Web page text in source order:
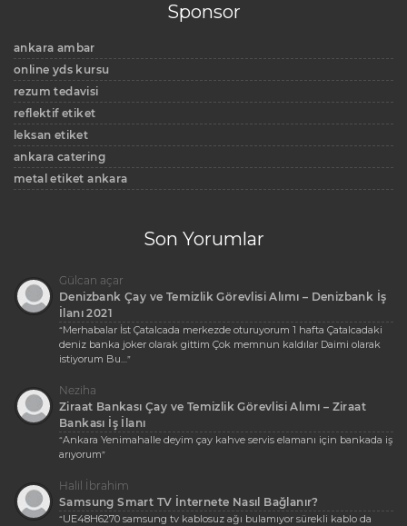
Sponsor
ankara ambar
online yds kursu
rezum tedavisi
reflektif etiket
leksan etiket
ankara catering
metal etiket ankara
Son Yorumlar
Gülcan açar
Denizbank Çay ve Temizlik Görevlisi Alımı – Denizbank İş
İlanı 2021
“Merhabalar İst Çatalcada merkezde oturuyorum 1 hafta Çatalcadaki
deniz banka joker olarak gittim Çok memnun kaldılar Daimi olarak
istiyorum Bu…”
Neziha
Ziraat Bankası Çay ve Temizlik Görevlisi Alımı – Ziraat
Bankası İş İlanı
“Ankara Yenimahalle deyim çay kahve servis elamanı için bankada iş
arıyorum”
Halil İbrahim
Samsung Smart TV İnternete Nasıl Bağlanır?
“UE48H6270 samsung tv kablosuz ağı bulamıyor sürekli kablo da